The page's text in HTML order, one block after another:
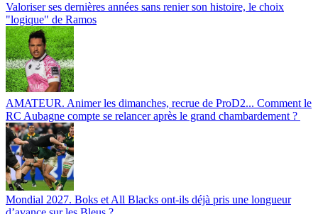
Valoriser ses dernières années sans renier son histoire, le choix
"logique" de Ramos
AMATEUR. Animer les dimanches, recrue de ProD2... Comment le
RC Aubagne compte se relancer après le grand chambardement ?
Mondial 2027. Boks et All Blacks ont-ils déjà pris une longueur